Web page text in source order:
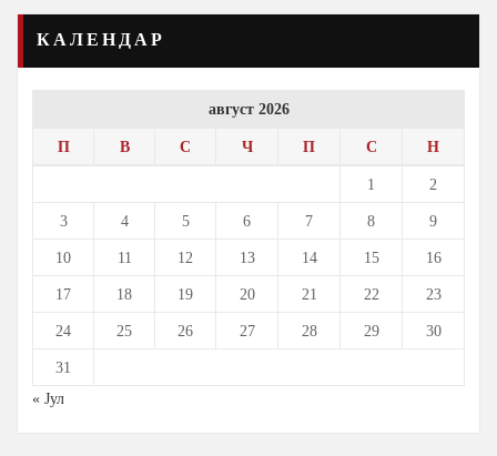
КАЛЕНДАР
август 2026
П В С Ч П С Н
1 2
3 4 5 6 7 8 9
10 11 12 13 14 15 16
17 18 19 20 21 22 23
24 25 26 27 28 29 30
31
« Јул